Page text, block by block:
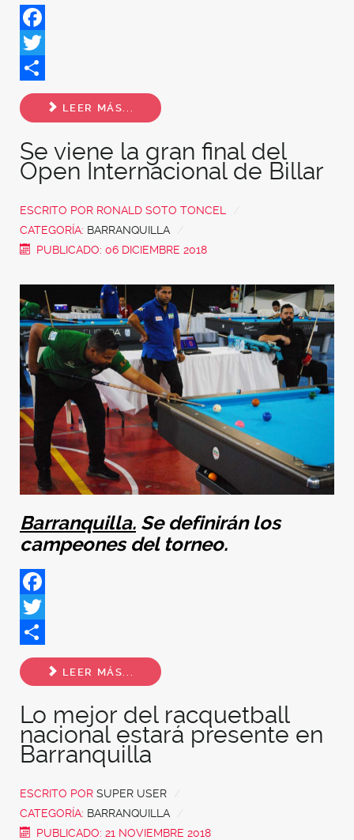
Facebook
Twitter
Share
LEER MÁS...
Se viene la gran final del
Open Internacional de Billar
ESCRITO POR RONALD SOTO TONCEL
CATEGORÍA: BARRANQUILLA
PUBLICADO: 06 DICIEMBRE 2018
Barranquilla. Se definirán los
campeones del torneo.
Facebook
Twitter
Share
LEER MÁS...
Lo mejor del racquetball
nacional estará presente en
Barranquilla
ESCRITO POR SUPER USER
CATEGORÍA: BARRANQUILLA
PUBLICADO: 21 NOVIEMBRE 2018